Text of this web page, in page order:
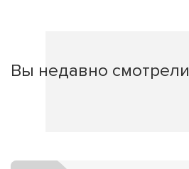
Вы недавно смотрели